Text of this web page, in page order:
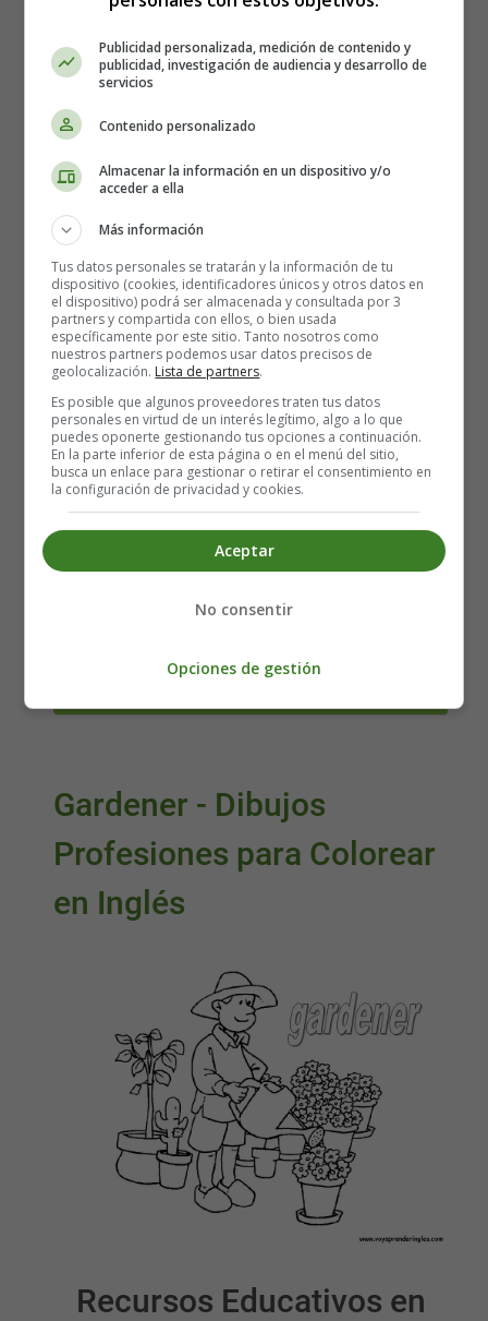
Recursos Educativos en
inglés - Coloring
Pages Jobs
Láminas para Colorear en Inglés
Trabajos - Profesiones
06. Soldier
Detalles
Categoría:Coloring Pages Jobs - Dibujos
Trabajo, Profesiones
Publicado: 08 Noviembre 2015
Coloring Pages Coloring sheets of drawings
Leer más: Soldier - Dibujos Profesiones para
Gardener - Dibujos
Profesiones para Colorear
en Inglés
Recursos Educativos en
Publicidad personalizada, medición de contenido y
publicidad, investigación de audiencia y desarrollo de
servicios
Contenido personalizado
Almacenar la información en un dispositivo y/o
acceder a ella
Más información
Tus datos personales se tratarán y la información de tu
dispositivo (cookies, identificadores únicos y otros datos en
el dispositivo) podrá ser almacenada y consultada por 3
partners y compartida con ellos, o bien usada
específicamente por este sitio. Tanto nosotros como
nuestros partners podemos usar datos precisos de
geolocalización. Lista de partners.
Es posible que algunos proveedores traten tus datos
personales en virtud de un interés legítimo, algo a lo que
puedes oponerte gestionando tus opciones a continuación.
En la parte inferior de esta página o en el menú del sitio,
busca un enlace para gestionar o retirar el consentimiento en
la configuración de privacidad y cookies.
Aceptar
No consentir
Opciones de gestión